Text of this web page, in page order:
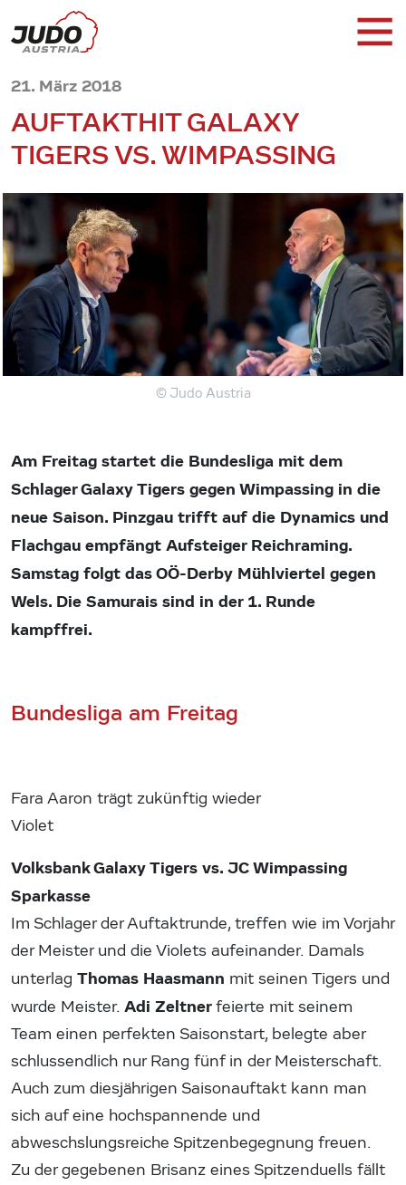
21. März 2018
AUFTAKTHIT GALAXY
TIGERS VS. WIMPASSING
© Judo Austria
Am Freitag startet die Bundesliga mit dem
Schlager Galaxy Tigers gegen Wimpassing in die
neue Saison. Pinzgau trifft auf die Dynamics und
Flachgau empfängt Aufsteiger Reichraming.
Samstag folgt das OÖ-Derby Mühlviertel gegen
Wels. Die Samurais sind in der 1. Runde
kampffrei.
Bundesliga am Freitag
Fara Aaron trägt zukünftig wieder
Violet
Volksbank Galaxy Tigers vs. JC Wimpassing
Sparkasse
Im Schlager der Auftaktrunde, treffen wie im Vorjahr
der Meister und die Violets aufeinander. Damals
unterlag Thomas Haasmann mit seinen Tigers und
wurde Meister. Adi Zeltnerfeierte mit seinem
Team einen perfekten Saisonstart, belegte aber
schlussendlich nur Rang fünf in der Meisterschaft.
Auch zum diesjährigen Saisonauftakt kann man
sich auf eine hochspannende und
abweschslungsreiche Spitzenbegegnung freuen.
Zu der gegebenen Brisanz eines Spitzenduells fällt